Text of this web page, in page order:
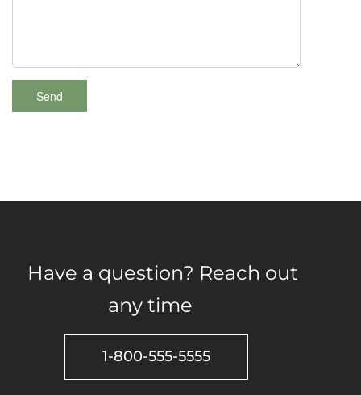
Have a question? Reach out
any time
1-800-555-5555